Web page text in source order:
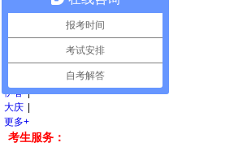
七台河 |
伊春 |
大庆
更多+
考生服务：
报考时间
考试安排
自考解答